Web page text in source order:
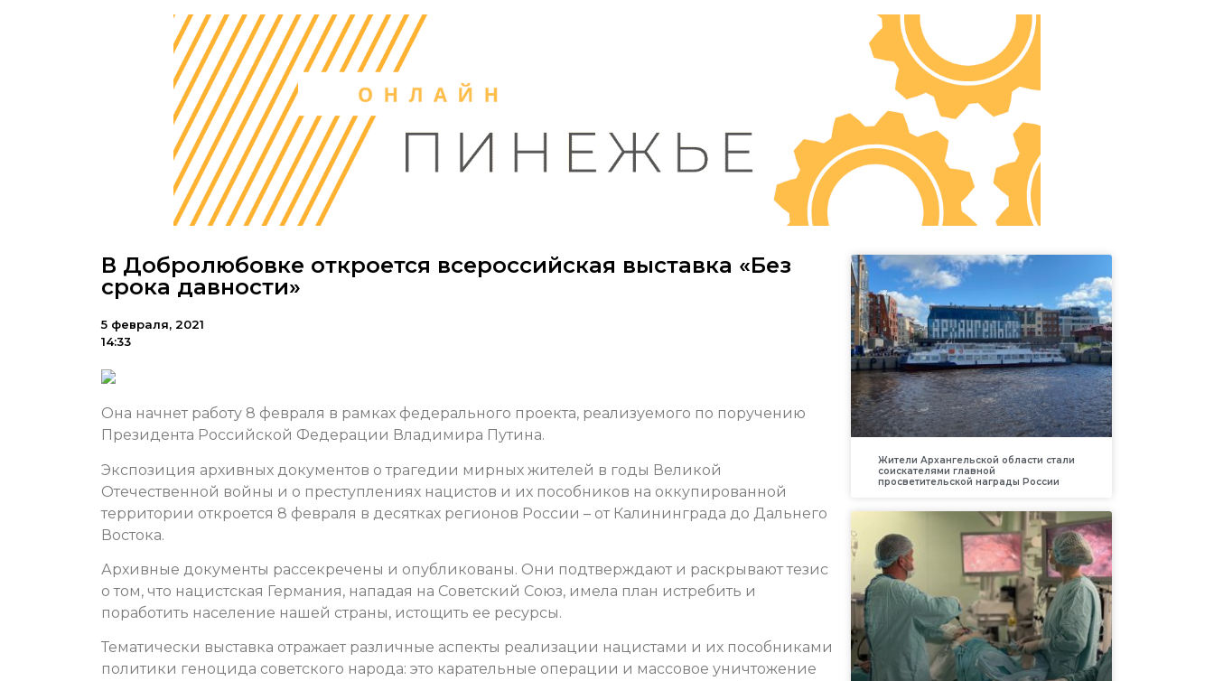
В Добролюбовке откроется всероссийская выставка «Без
срока давности»
5 февраля, 2021
14:33
Она начнет работу 8 февраля в рамках федерального проекта, реализуемого по поручению
Президента Российской Федерации Владимира Путина.
Экспозиция архивных документов о трагедии мирных жителей в годы Великой
Отечественной войны и о преступлениях нацистов и их пособников на оккупированной
территории откроется 8 февраля в десятках регионов России – от Калининграда до Дальнего
Востока.
Архивные документы рассекречены и опубликованы. Они подтверждают и раскрывают тезис
о том, что нацистская Германия, нападая на Советский Союз, имела план истребить и
поработить население нашей страны, истощить ее ресурсы.
Тематически выставка отражает различные аспекты реализации нацистами и их пособниками
политики геноцида советского народа: это карательные операции и массовое уничтожение
Жители Архангельской области стали
соискателями главной
просветительской награды России